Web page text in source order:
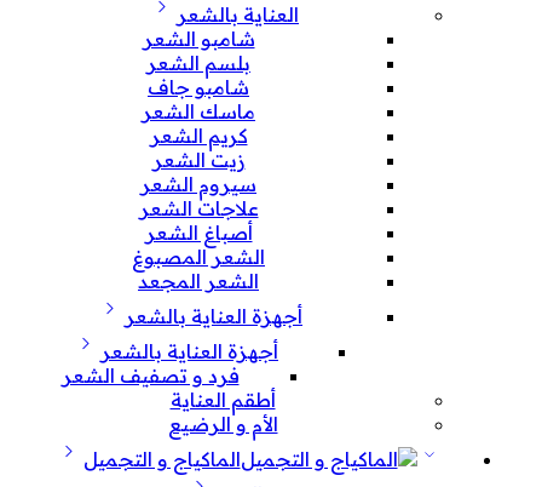
العناية بالشعر
شامبو الشعر
بلسم الشعر
شامبو جاف
ماسك الشعر
كريم الشعر
زيت الشعر
سيروم الشعر
علاجات الشعر
أصباغ الشعر
الشعر المصبوغ
الشعر المجعد
أجهزة العناية بالشعر
أجهزة العناية بالشعر
فرد و تصفيف الشعر
أطقم العناية
الأم و الرضيع
الماكياج و التجميل